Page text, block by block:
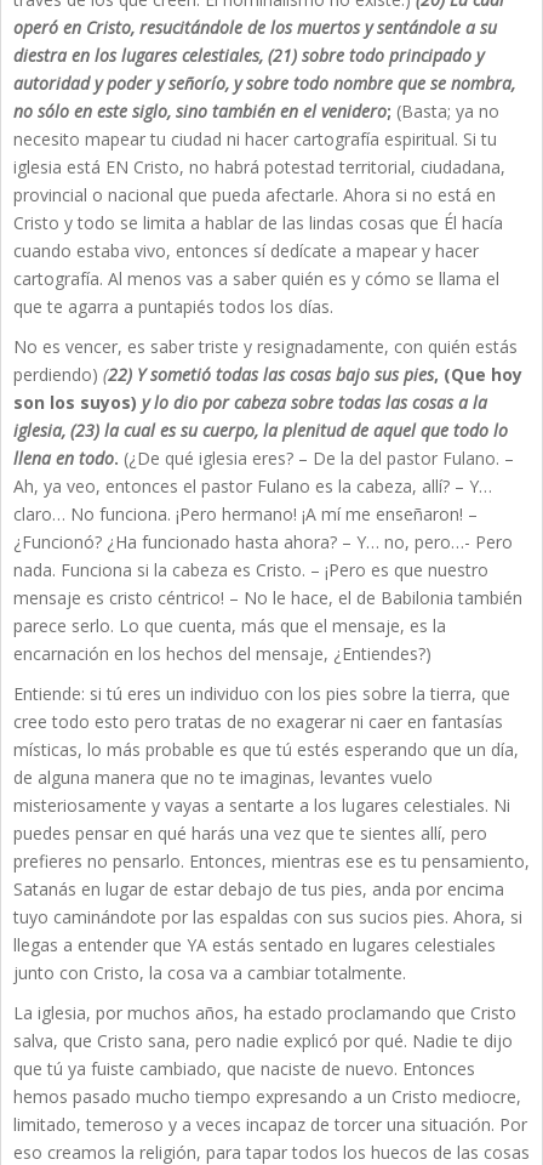
operó en Cristo, resucitándole de los muertos y sentándole a su
diestra en los lugares celestiales, (21) sobre todo principado y
autoridad y poder y señorío, y sobre todo nombre que se nombra,
no sólo en este siglo, sino también en el venidero; (Basta; ya no
necesito mapear tu ciudad ni hacer cartografía espiritual. Si tu
iglesia está EN Cristo, no habrá potestad territorial, ciudadana,
provincial o nacional que pueda afectarle. Ahora si no está en
Cristo y todo se limita a hablar de las lindas cosas que Él hacía
cuando estaba vivo, entonces sí dedícate a mapear y hacer
cartografía. Al menos vas a saber quién es y cómo se llama el
que te agarra a puntapiés todos los días.
No es vencer, es saber triste y resignadamente, con quién estás
perdiendo) (22) Y sometió todas las cosas bajo sus pies, (Que hoy
son los suyos) y lo dio por cabeza sobre todas las cosas a la
iglesia, (23) la cual es su cuerpo, la plenitud de aquel que todo lo
llena en todo. (¿De qué iglesia eres? – De la del pastor Fulano. –
Ah, ya veo, entonces el pastor Fulano es la cabeza, allí? – Y…
claro… No funciona. ¡Pero hermano! ¡A mí me enseñaron! –
¿Funcionó? ¿Ha funcionado hasta ahora? – Y… no, pero…- Pero
nada. Funciona si la cabeza es Cristo. – ¡Pero es que nuestro
mensaje es cristo céntrico! – No le hace, el de Babilonia también
parece serlo. Lo que cuenta, más que el mensaje, es la
encarnación en los hechos del mensaje, ¿Entiendes?)
Entiende: si tú eres un individuo con los pies sobre la tierra, que
cree todo esto pero tratas de no exagerar ni caer en fantasías
místicas, lo más probable es que tú estés esperando que un día,
de alguna manera que no te imaginas, levantes vuelo
misteriosamente y vayas a sentarte a los lugares celestiales. Ni
puedes pensar en qué harás una vez que te sientes allí, pero
prefieres no pensarlo. Entonces, mientras ese es tu pensamiento,
Satanás en lugar de estar debajo de tus pies, anda por encima
tuyo caminándote por las espaldas con sus sucios pies. Ahora, si
llegas a entender que YA estás sentado en lugares celestiales
junto con Cristo, la cosa va a cambiar totalmente.
La iglesia, por muchos años, ha estado proclamando que Cristo
salva, que Cristo sana, pero nadie explicó por qué. Nadie te dijo
que tú ya fuiste cambiado, que naciste de nuevo. Entonces
hemos pasado mucho tiempo expresando a un Cristo mediocre,
limitado, temeroso y a veces incapaz de torcer una situación. Por
eso creamos la religión, para tapar todos los huecos de las cosas